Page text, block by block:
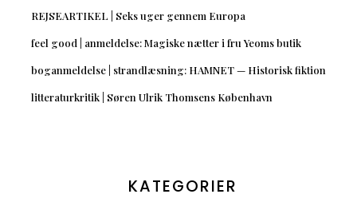
REJSEARTIKEL | Seks uger gennem Europa
feel good | anmeldelse: Magiske nætter i fru Yeoms butik
boganmeldelse | strandlæsning: HAMNET — Historisk fiktion
litteraturkritik | Søren Ulrik Thomsens København
KATEGORIER